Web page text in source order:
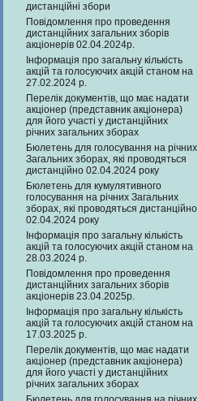
дистанційні збори
Повідомлення про проведення
дистанційних загальних зборів
акціонерів 02.04.2024р.
Інформація про загальну кількість
акцій та голосуючих акцій станом на
27.02.2024 р.
Перелік документів, що має надати
акціонер (представник акціонера)
для його участі у дистанційних
річних загальних зборах
Бюлетень для голосування на річних
Загальних зборах, які проводяться
дистанційно 02.04.2024 року
Бюлетень для кумулятивного
голосування на річних Загальних
зборах, які проводяться дистанційно
02.04.2024 року
Інформація про загальну кількість
акцій та голосуючих акцій станом на
28.03.2024 р.
Повідомлення про проведення
дистанційних загальних зборів
акціонерів 23.04.2025р.
Інформація про загальну кількість
акцій та голосуючих акцій станом на
17.03.2025 р.
Перелік документів, що має надати
акціонер (представник акціонера)
для його участі у дистанційних
річних загальних зборах